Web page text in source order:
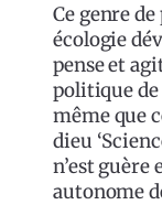
Ce genre
écologie
pense et
politique
même que
dieu
n’est guère
autonome